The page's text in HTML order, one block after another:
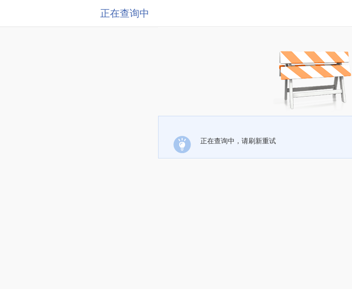
正在查询中
正在查询中，请刷新重试